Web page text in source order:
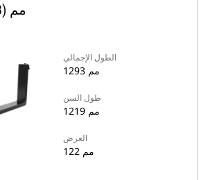
1219 مم (48 بوصة)
الطول الإجمالي
1293 مم
طول السن
1219 مم
العرض
122 مم